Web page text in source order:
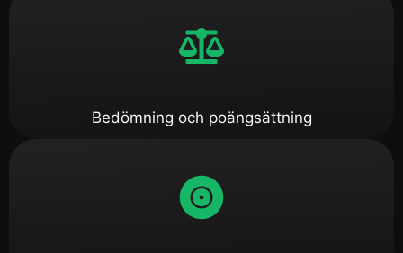
Bedömning och poängsättning